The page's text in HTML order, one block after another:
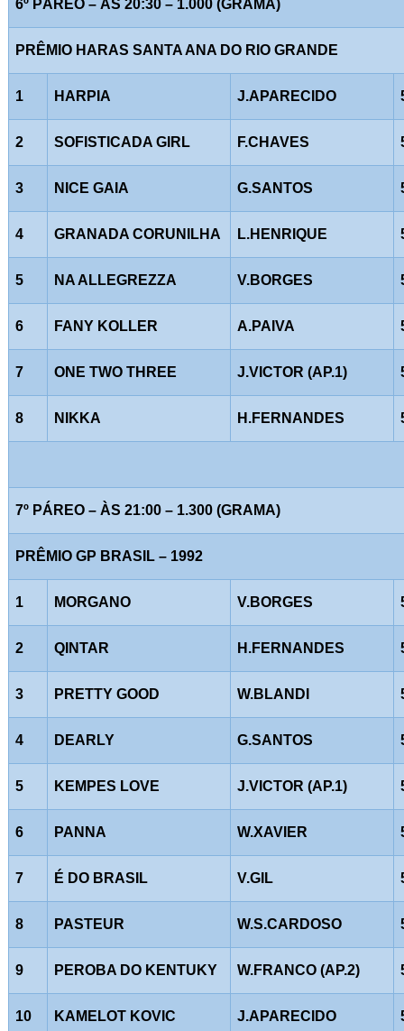
6º PÁREO – ÀS 20:30 – 1.000 (GRAMA)
PRÊMIO HARAS SANTA ANA DO RIO GRANDE
1 HARPIA J.APARECIDO
2 SOFISTICADA GIRL F.CHAVES
3 NICE GAIA G.SANTOS
4 GRANADA CORUNILHA L.HENRIQUE
5 NA ALLEGREZZA V.BORGES
6 FANY KOLLER A.PAIVA
7 ONE TWO THREE J.VICTOR (AP.1)
8 NIKKA H.FERNANDES
7º PÁREO – ÀS 21:00 – 1.300 (GRAMA)
PRÊMIO GP BRASIL – 1992
1 MORGANO V.BORGES
2 QINTAR H.FERNANDES
3 PRETTY GOOD W.BLANDI
4 DEARLY G.SANTOS
5 KEMPES LOVE J.VICTOR (AP.1)
6 PANNA W.XAVIER
7 É DO BRASIL V.GIL
8 PASTEUR W.S.CARDOSO
9 PEROBA DO KENTUKY W.FRANCO (AP.2)
10 KAMELOT KOVIC J.APARECIDO